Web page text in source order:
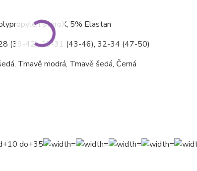
silproX, 5% Elastan
(39-42), 29-31 (43-46), 32-34 (47-50)
Tmavě modrá, Tmavě šedá, Černá